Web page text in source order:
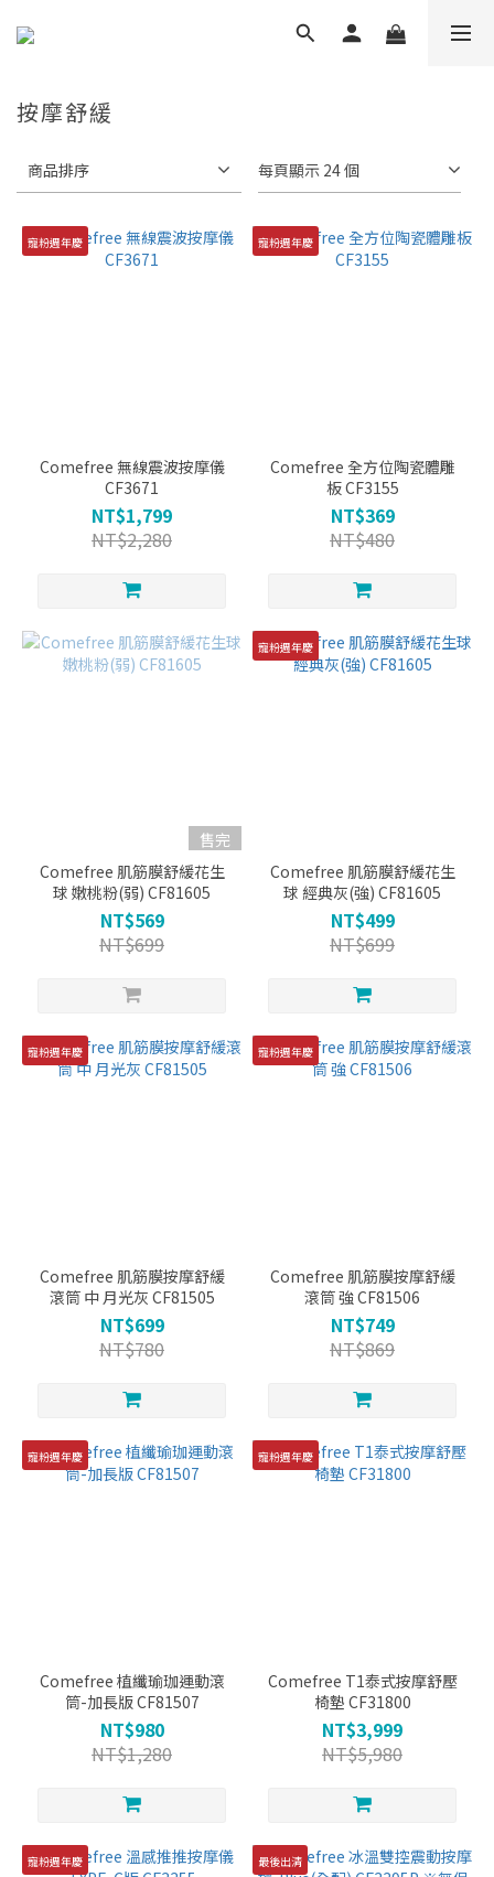
按摩舒緩
商品排序 每頁顯示 24 個
寵粉週年慶
Comefree 無線震波按摩儀
CF3671
NT$1,799
NT$2,280
寵粉週年慶
Comefree 全方位陶瓷體雕
板 CF3155
NT$369
NT$480
售完
Comefree 肌筋膜舒緩花生
球 嫩桃粉(弱) CF81605
NT$569
NT$699
寵粉週年慶
Comefree 肌筋膜舒緩花生
球 經典灰(強) CF81605
NT$499
NT$699
寵粉週年慶
Comefree 肌筋膜按摩舒緩
滾筒 中 月光灰 CF81505
NT$699
NT$780
寵粉週年慶
Comefree 肌筋膜按摩舒緩
滾筒 強 CF81506
NT$749
NT$869
寵粉週年慶
Comefree 植纖瑜珈運動滾
筒-加長版 CF81507
NT$980
NT$1,280
寵粉週年慶
Comefree T1泰式按摩舒壓
椅墊 CF31800
NT$3,999
NT$5,980
寵粉週年慶 最後出清